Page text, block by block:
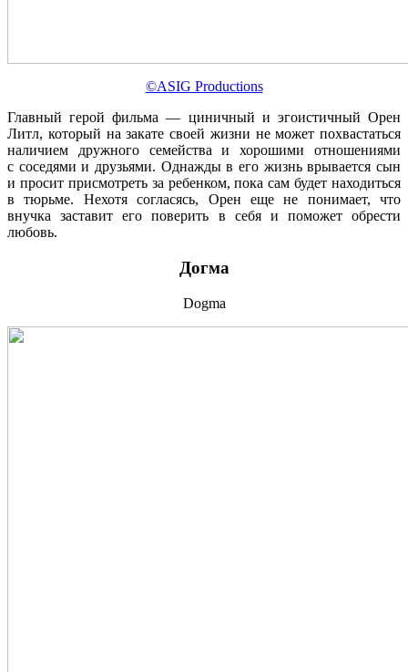
©ASIG Productions
Главный герой фильма — циничный и эгоистичный Орен
Литл, который на закате своей жизни не может похвастаться
наличием дружного семейства и хорошими отношениями
с соседями и друзьями. Однажды в его жизнь врывается сын
и просит присмотреть за ребенком, пока сам будет находиться
в тюрьме. Нехотя согласясь, Орен еще не понимает, что
внучка заставит его поверить в себя и поможет обрести
любовь.
Догма
Dogma